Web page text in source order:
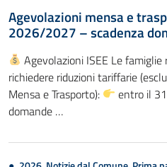
Agevolazioni mensa e
2026/2027 – scadenza
Agevolazioni ISEE Le
richiedere riduzioni tariffarie
Mensa e Trasporto):
entro il
domande …